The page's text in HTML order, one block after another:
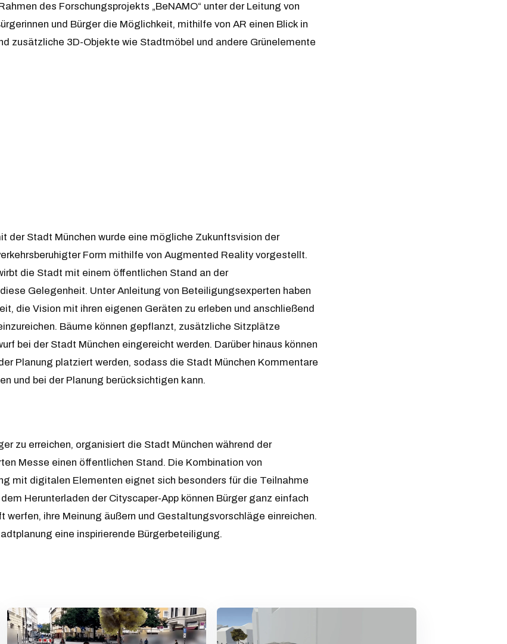
des Forschungsprojekts „BeNAMO“ unter der Leitung von
und Bürger die Möglichkeit, mithilfe von AR einen Blick in
zusätzliche 3D-Objekte wie Stadtmöbel und andere Grünelemente
der Stadt München wurde eine mögliche Zukunftsvision der
Form mithilfe von Augmented Reality vorgestellt.
die Stadt mit einem öffentlichen Stand an der
Gelegenheit. Unter Anleitung von Beteiligungsexperten haben
die Vision mit ihren eigenen Geräten zu erleben und anschließend
Bäume können gepflanzt, zusätzliche Sitzplätze
bei der Stadt München eingereicht werden. Darüber hinaus können
Planung platziert werden, sodass die Stadt München Kommentare
und bei der Planung berücksichtigen kann.
zu erreichen, organisiert die Stadt München während der
Messe einen öffentlichen Stand. Die Kombination von
mit digitalen Elementen eignet sich besonders für die Teilnahme
Herunterladen der Cityscaper-App können Bürger ganz einfach
werfen, ihre Meinung äußern und Gestaltungsvorschläge einreichen.
eine inspirierende Bürgerbeteiligung.